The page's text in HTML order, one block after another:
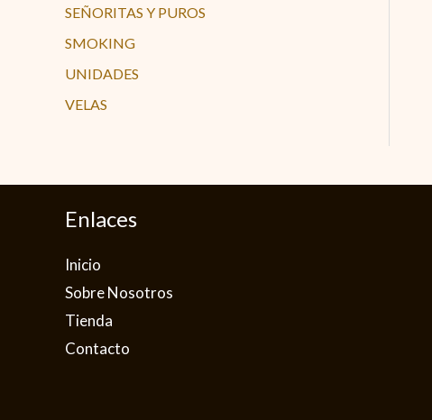
SEÑORITAS Y PUROS
SMOKING
UNIDADES
VELAS
Enlaces
Inicio
Sobre Nosotros
Tienda
Contacto